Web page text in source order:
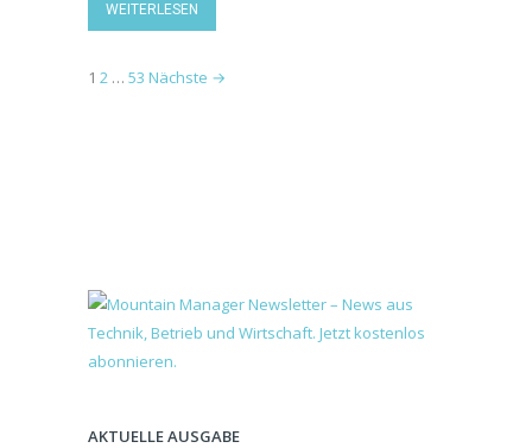
WEITERLESEN
1 2 … 53 Nächste →
AKTUELLE AUSGABE